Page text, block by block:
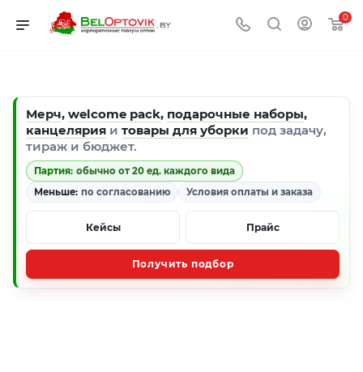
0
Мерч, welcome pack, подарочные наборы,
канцелярия и товары для уборки под задачу,
тираж и бюджет.
Партия: обычно от 20 ед. каждого вида
Меньше: по согласованию Условия оплаты и заказа
Кейсы Прайс
Получить подбор